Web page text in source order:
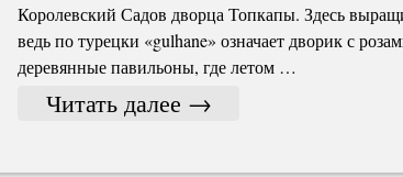
Королевский Садов дворца Топкапы. Здесь
ведь по турецки «gulhane» означает дворик с
деревянные павильоны, где летом …
Читать далее →